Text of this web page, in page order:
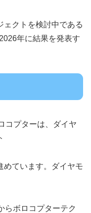
ェクトを検討中である
年に結果を発表す
コプターは、ダイヤ
めています。ダイヤモ
らボロコプターテク